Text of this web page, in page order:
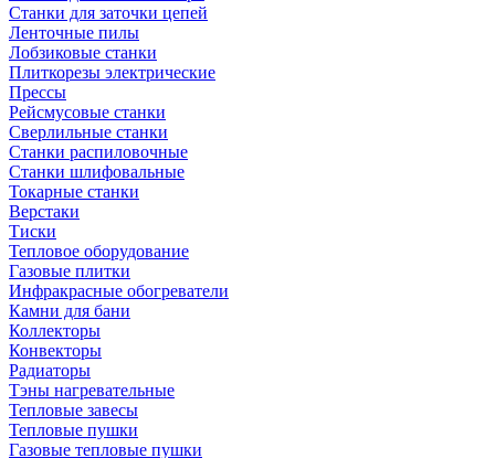
Станки для заточки цепей
Ленточные пилы
Лобзиковые станки
Плиткорезы электрические
Прессы
Рейсмусовые станки
Сверлильные станки
Станки распиловочные
Станки шлифовальные
Токарные станки
Верстаки
Тиски
Тепловое оборудование
Газовые плитки
Инфракрасные обогреватели
Камни для бани
Коллекторы
Конвекторы
Радиаторы
Тэны нагревательные
Тепловые завесы
Тепловые пушки
Газовые тепловые пушки